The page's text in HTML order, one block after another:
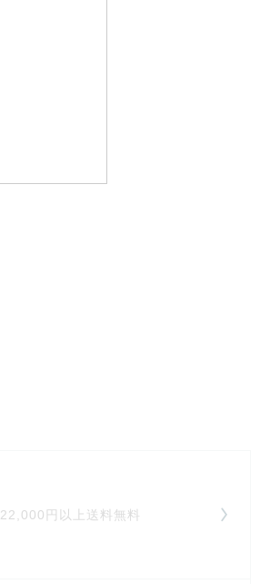
22,000円以上送料無料